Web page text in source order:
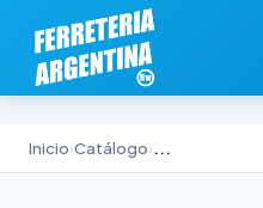
Inicio›Catálogo›...